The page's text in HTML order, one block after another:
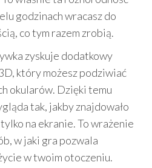
godzinach wracasz do
co tym razem zrobią.
zyskuje dodatkowy
który możesz podziwiać
okularów. Dzięki temu
tak, jakby znajdowało
na ekranie. To wrażenie
w jaki gra pozwala
w twoim otoczeniu.